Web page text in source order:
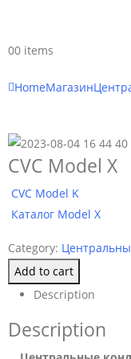
00 items
HomeМагазин
CVC Model X
CVC Model K
Каталог Model X
Category:
Add to cart
Description
Description